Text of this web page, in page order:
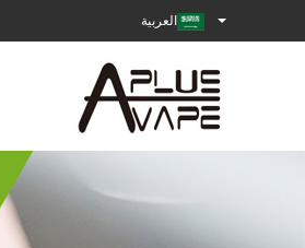
العربية